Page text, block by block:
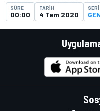
SÜRE
00:00
TARIH
4 Tem 2020
SERI